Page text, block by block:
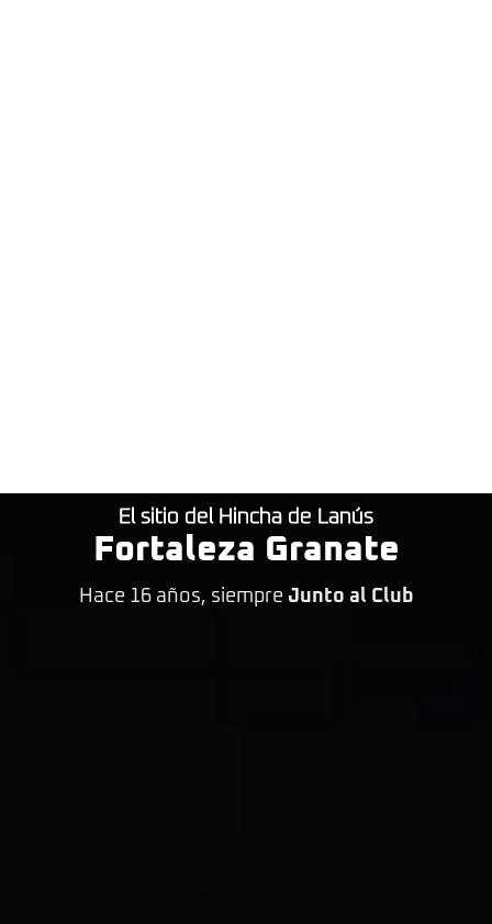
El sitio del Hincha de Lanús
Fortaleza Granate
Hace 16 años, siempre Junto al Club